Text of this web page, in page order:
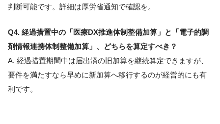
判断可能です。詳細は厚労省通知で確認を。
Q4. 経過措置中の「医療DX推進体制整備加算」と「電子的調
剤情報連携体制整備加算」、どちらを算定すべき？
A. 経過措置期間中は届出済の旧加算を継続算定できますが、
要件を満たすなら早めに新加算へ移行するのが経営的にも有
利です。